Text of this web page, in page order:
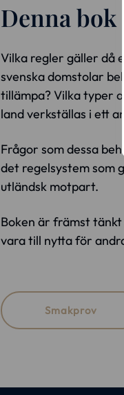
Denna
Vilka regler gäller då
svenska domstolar
tillämpa? Vilka typer
land verkställas i ett
Frågor som dessa
det regelsystem som
utländsk motpart.
Boken är främst
vara till nytta för
Smakprov